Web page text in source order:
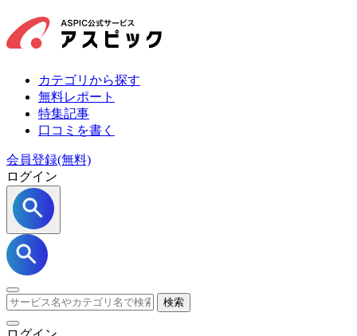
カテゴリから探す
無料レポート
特集記事
口コミを書く
会員登録(無料)
ログイン
検索